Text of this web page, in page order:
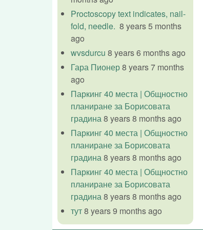
Proctoscopy text indicates, nail-
fold, needle. 8 years 5 months
ago
wvsdurcu 8 years 6 months ago
Гара Пионер8 years 7 months
ago
Паркинг 40 места | Общностно
планиране за Борисовата
градина8 years 8 months ago
Паркинг 40 места | Общностно
планиране за Борисовата
градина8 years 8 months ago
Паркинг 40 места | Общностно
планиране за Борисовата
градина8 years 8 months ago
тут8 years 9 months ago